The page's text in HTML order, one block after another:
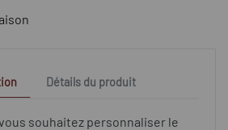
Détails du produit
souhaitez personnaliser le